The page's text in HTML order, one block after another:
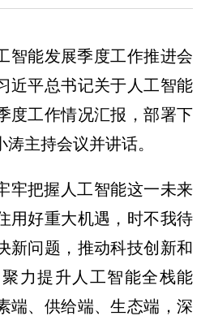
智能发展季度工作推进会
近平总书记关于人工智能
度工作情况汇报，部署下
主持会议并讲话。
牢把握人工智能这一未来
用好重大机遇，时不我待
新问题，推动科技创新和
力提升人工智能全栈能
端、供给端、生态端，深